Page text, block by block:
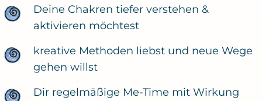
Deine Chakren tiefer verstehen &
aktivieren möchtest
kreative Methoden liebst und neue Wege
gehen willst
Dir regelmäßige Me-Time mit Wirkung